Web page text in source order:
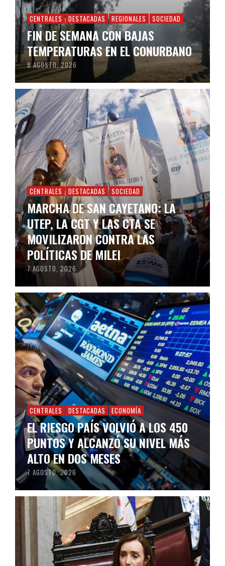
CENTRALES DESTACADAS REGIONALES SOCIEDAD
FIN DE SEMANA CON BAJAS
TEMPERATURAS EN EL CONURBANO
8 AGOSTO, 2026
CENTRALES DESTACADAS SOCIEDAD
MARCHA DE SAN CAYETANO: LA
UTEP, LA CGT Y LAS CTA SE
MOVILIZARON CONTRA LAS
POLÍTICAS DE MILEI
7 AGOSTO, 2026
CENTRALES DESTACADAS ECONOMÍA
EL RIESGO PAÍS VOLVIÓ A LOS 450
PUNTOS Y ALCANZÓ SU NIVEL MÁS
ALTO EN DOS MESES
7 AGOSTO, 2026